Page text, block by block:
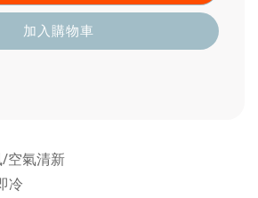
加入購物車
空氣清新
冷